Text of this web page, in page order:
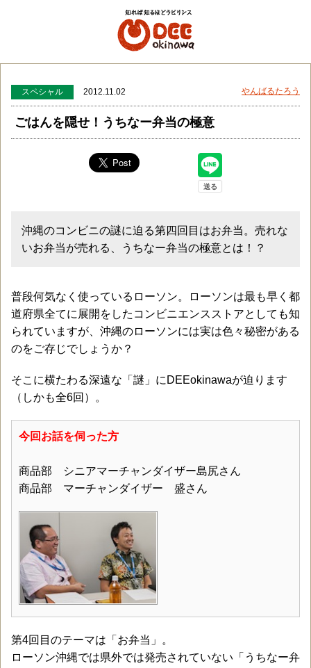
スペシャル 2012.11.02 やんばるたろう
ごはんを隠せ！うちなー弁当の極意
沖縄のコンビニの謎に迫る第四回目はお弁当。売れな
いお弁当が売れる、うちなー弁当の極意とは！？
普段何気なく使っているローソン。ローソンは最も早く都
道府県全てに展開をしたコンビニエンスストアとしても知
られていますが、沖縄のローソンには実は色々秘密がある
のをご存じでしょうか？
そこに横たわる深遠な「謎」にDEEokinawaが迫ります
（しかも全6回）。
今回お話を伺った方
商品部 シニアマーチャンダイザー島尻さん
商品部 マーチャンダイザー 盛さん
第4回目のテーマは「お弁当」。
ローソン沖縄では県外では発売されていない「うちなー弁